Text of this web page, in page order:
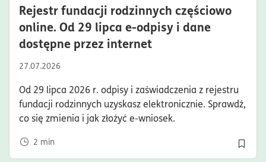
Rejestr fundacji rodzinnych częściowo
online. Od 29 lipca e-odpisy i dane
dostępne przez internetczas
27.07.2026
Od 29 lipca 2026 r. odpisy i zaświadczenia z rejestru
fundacji rodzinnych uzyskasz elektronicznie. Sprawdź,
co się zmienia i jak złożyć e-wniosek.
2 min